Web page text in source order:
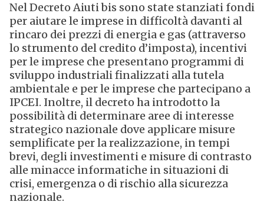
Nel Decreto Aiuti bis sono state stanziati fondi
per aiutare le imprese in difficoltà davanti al
rincaro dei prezzi di energia e gas (attraverso
lo strumento del credito d’imposta), incentivi
per le imprese che presentano programmi di
sviluppo industriali finalizzati alla tutela
ambientale e per le imprese che partecipano a
IPCEI. Inoltre, il decreto ha introdotto la
possibilità di determinare aree di interesse
strategico nazionale dove applicare misure
semplificate per la realizzazione, in tempi
brevi, degli investimenti e misure di contrasto
alle minacce informatiche in situazioni di
crisi, emergenza o di rischio alla sicurezza
nazionale.